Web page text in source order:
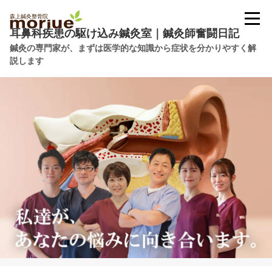
耳鼻科疾患の駆け込み鍼灸室｜鍼灸師奮闘日記
鍼灸の専門家が、まずは医学的な知識から症状を分かりやすく解
説します